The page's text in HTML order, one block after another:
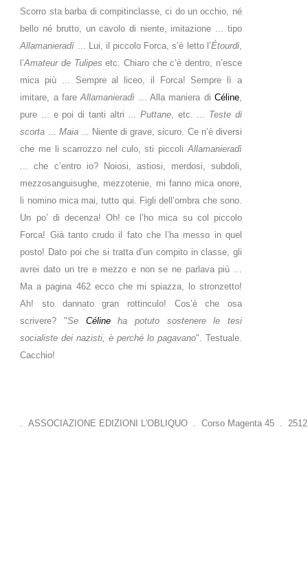
Scorro sta barba di compitinclasse, ci do un occhio, né
bello né brutto, un cavolo di niente, imitazione ... tipo
Allamanieradì ... Lui, il piccolo Forca, s’è letto l’Étourdi,
l’Amateur de Tulipes etc. Chiaro che c’è dentro, n’esce
mica più ... Sempre al liceo, il Forca! Sempre lì a
imitare, a fareAllamanieradì ... Alla maniera di Céline,
pure ... e poi di tanti altri ... Puttane , etc. ... Teste di
scorta
Maia... Niente di grave, sicuro. Ce n’è diversi
che me li scarrozzo nel culo, sti piccoli Allamanieradì
... che c’entro io? Noiosi, astiosi, merdosi, subdoli,
mezzosanguisughe, mezzotenie, mi fanno mica onore,
li nomino mica mai, tutto qui. Figli dell’ombra che sono.
Un po’ di decenza! Oh! ce l’ho mica su col piccolo
Forca! Già tanto crudo il fato che l’ha messo in quel
posto! Dato poi che si tratta d’un compito in classe, gli
avrei dato un tre e mezzo e non se ne parlava più ...
Ma a pagina 462 ecco che mi spiazza, lo stronzetto!
Ah! sto dannato gran rottinculo! Cos’è che osa
scrivere? "Se Célineha potuto sostenere le tesi
socialiste dei nazisti, è perché lo pagavano". Testuale.
Cacchio!
. ASSOCIAZIONE EDIZIONI L'OBLIQUO . Corso Magenta 45 .